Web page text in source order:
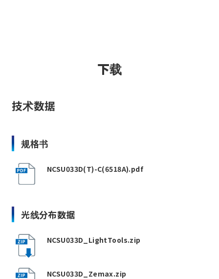
下载
技术数据
规格书
NCSU033D(T)-C(6518A).pdf
光线分布数据
NCSU033D_LightTools.zip
NCSU033D_Zemax.zip